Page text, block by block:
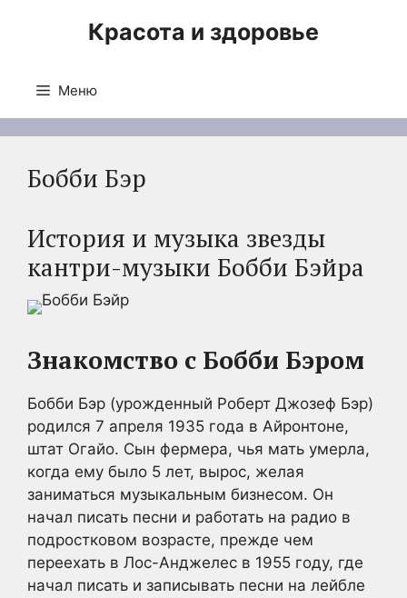
Красота и здоровье
Меню
Бобби Бэр
История и музыка звезды
кантри-музыки Бобби Бэйра
Знакомство с Бобби Бэром
Бобби Бэр (урожденный Роберт Джозеф Бэр)
родился 7 апреля 1935 года в Айронтоне,
штат Огайо. Сын фермера, чья мать умерла,
когда ему было 5 лет, вырос, желая
заниматься музыкальным бизнесом. Он
начал писать песни и работать на радио в
подростковом возрасте, прежде чем
переехать в Лос-Анджелес в 1955 году, где
начал писать и записывать песни на лейбле